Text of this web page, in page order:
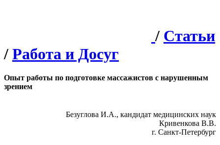
/ Статьи
/ Работа и Досуг
Опыт работы по подготовке массажистов с нарушенным
зрением
Безуглова И.А., кандидат медицинских наук
Кривенкова В.В.
г. Санкт-Петербург